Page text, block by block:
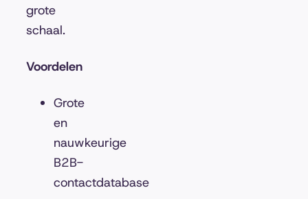
grote
schaal.
Voordelen
Grote
en
nauwkeurige
B2B-
contactdatabase